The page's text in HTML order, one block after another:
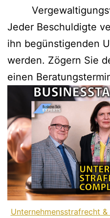
Jeder Beschuldigte
ihn begünstigenden
werden. Zögern Sie
einen
Unternehmensstrafrecht